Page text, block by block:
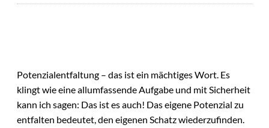
Potenzialentfaltung – das ist ein mächtiges Wort. Es
klingt wie eine allumfassende Aufgabe und mit Sicherheit
kann ich sagen: Das ist es auch! Das eigene Potenzial zu
entfalten bedeutet, den eigenen Schatz wiederzufinden.